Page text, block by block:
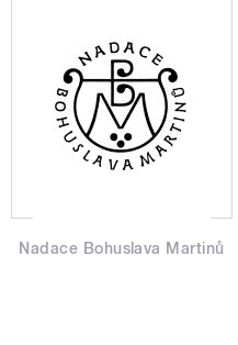
Nadace Bohuslava Martinů